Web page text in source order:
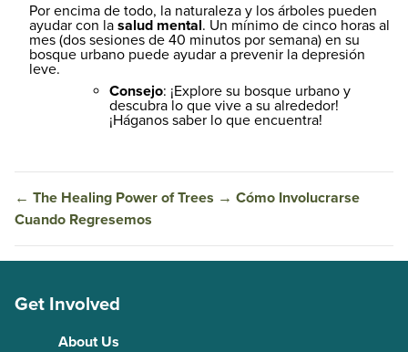
Por encima de todo, la naturaleza y los árboles pueden
ayudar con la salud mental. Un mínimo de cinco horas al
mes (dos sesiones de 40 minutos por semana) en su
bosque urbano puede ayudar a prevenir la depresión
leve.
Consejo: ¡Explore su bosque urbano y
descubra lo que vive a su alrededor!
¡Háganos saber lo que encuentra!
← The Healing Power of Trees → Cómo Involucrarse
Cuando Regresemos
Get Involved
About Us